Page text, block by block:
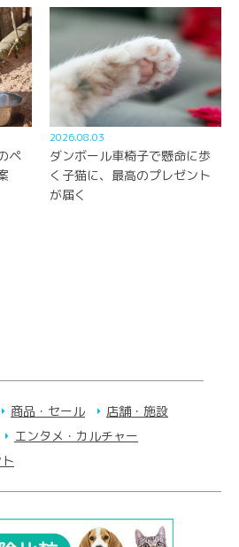
ペ
2026.08.03
ダンボール車椅子で懸命に歩
く子猫に、最高のプレゼント
が届く
商品・セール
店舗・施設
エンタメ・カルチャー